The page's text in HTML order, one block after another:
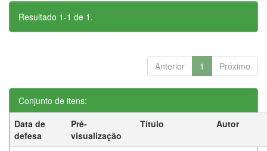
Resultado 1-1 de 1.
Anterior 1 Próximo
Conjunto de itens:
Data de
defesa
Pré-
visualização
Título Autor